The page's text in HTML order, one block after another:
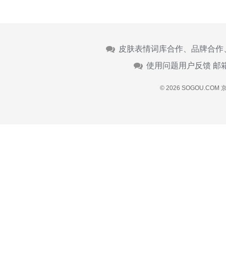
皮肤表情词库合作、品牌合
使用问题用户反馈 邮
© 2026 SOGOU.COM